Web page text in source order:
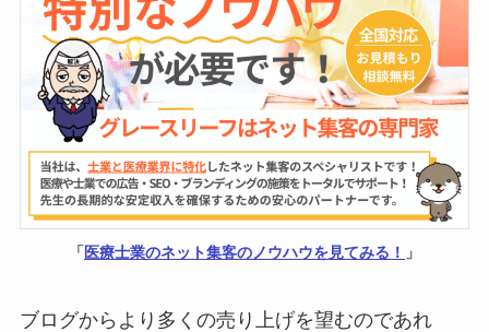
「 医療士業のネット集客のノウハウを見てみる！ 」
ブログからより多くの売り上げを望むのであれ